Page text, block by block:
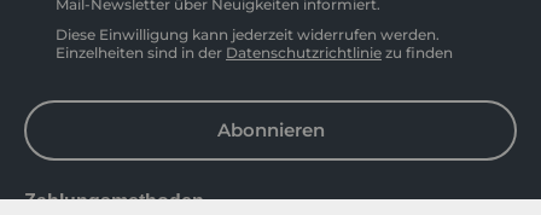
Mail-Newsletter über Neuigkeiten informiert.
Diese Einwilligung kann jederzeit widerrufen werden.
Einzelheiten sind in der Datenschutzrichtlinie zu finden
Abonnieren
Zahlungsmethoden